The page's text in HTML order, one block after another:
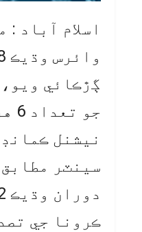
اسلام آباد :
ڳڙڪائي
نيشنل
ڪرونا جي